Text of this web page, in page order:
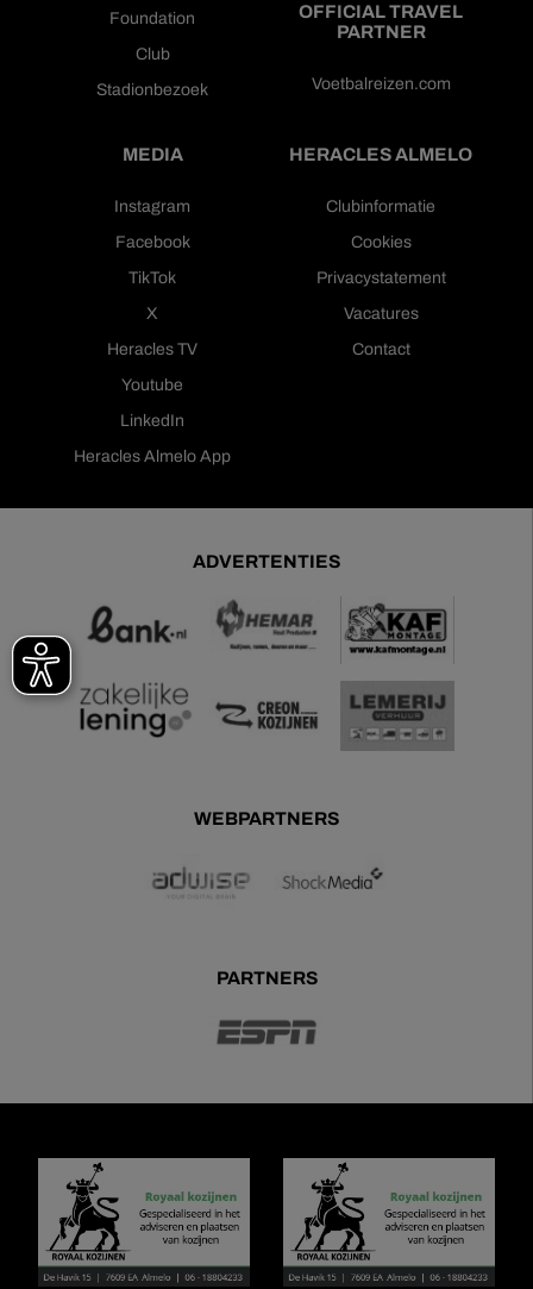
Foundation
Club
Stadionbezoek
OFFICIAL TRAVEL
PARTNER
Voetbalreizen.com
MEDIA
Instagram
Facebook
TikTok
X
Heracles TV
Youtube
LinkedIn
Heracles Almelo App
HERACLES ALMELO
Clubinformatie
Cookies
Privacystatement
Vacatures
Contact
ADVERTENTIES
WEBPARTNERS
PARTNERS